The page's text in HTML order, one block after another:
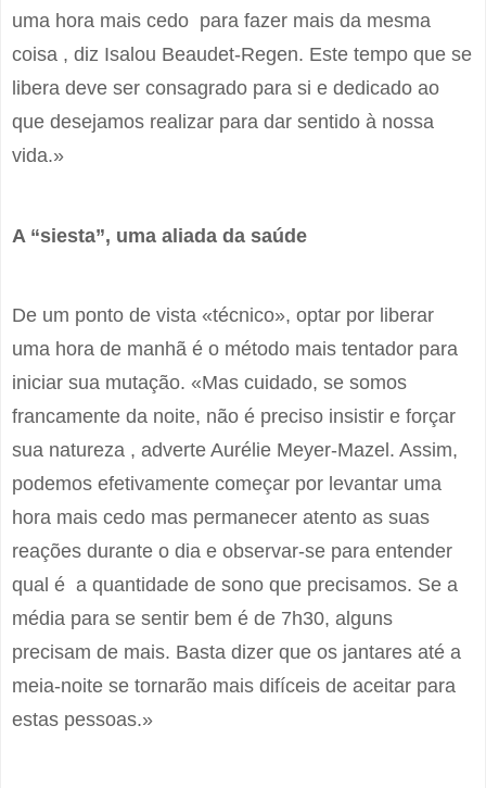
uma hora mais cedo para fazer mais da mesma
coisa , diz Isalou Beaudet-Regen. Este tempo que se
libera deve ser consagrado para si e dedicado ao
que desejamos realizar para dar sentido à nossa
vida.»
A “siesta”, uma aliada da saúde
De um ponto de vista «técnico», optar por liberar
uma hora de manhã é o método mais tentador para
iniciar sua mutação. «Mas cuidado, se somos
francamente da noite, não é preciso insistir e forçar
sua natureza , adverte Aurélie Meyer-Mazel. Assim,
podemos efetivamente começar por levantar uma
hora mais cedo mas permanecer atento as suas
reações durante o dia e observar-se para entender
qual é a quantidade de sono que precisamos. Se a
média para se sentir bem é de 7h30, alguns
precisam de mais. Basta dizer que os jantares até a
meia-noite se tornarão mais difíceis de aceitar para
estas pessoas.»